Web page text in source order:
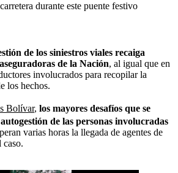
durante este puente festivo
de los siniestros viales recaiga
de la Nación, al igual que en
involucrados para recopilar la
los hechos.
Bolívar, los mayores desafíos que se
de las personas involucradas
varias horas la llegada de agentes de
caso.